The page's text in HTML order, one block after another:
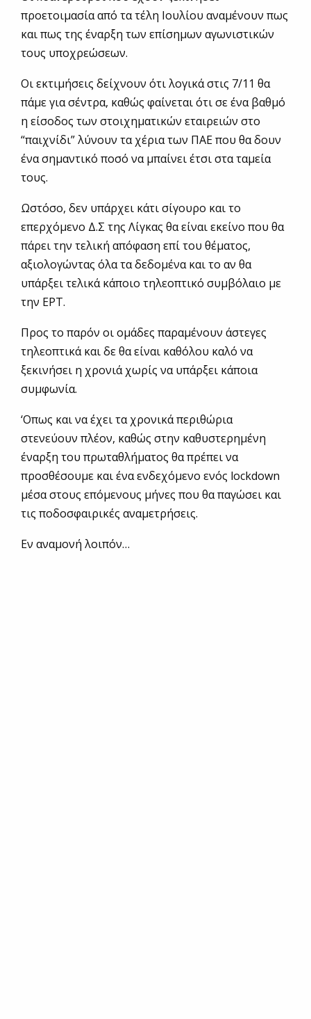
προετοιμασία από τα τέλη Ιουλίου αναμένουν πως
και πως της έναρξη των επίσημων αγωνιστικών
τους υποχρεώσεων.
Οι εκτιμήσεις δείχνουν ότι λογικά στις 7/11 θα
πάμε για σέντρα, καθώς φαίνεται ότι σε ένα βαθμό
η είσοδος των στοιχηματικών εταιρειών στο
“παιχνίδι” λύνουν τα χέρια των ΠΑΕ που θα δουν
ένα σημαντικό ποσό να μπαίνει έτσι στα ταμεία
τους.
Ωστόσο, δεν υπάρχει κάτι σίγουρο και το
επερχόμενο Δ.Σ της Λίγκας θα είναι εκείνο που θα
πάρει την τελική απόφαση επί του θέματος,
αξιολογώντας όλα τα δεδομένα και το αν θα
υπάρξει τελικά κάποιο τηλεοπτικό συμβόλαιο με
την ΕΡΤ.
Προς το παρόν οι ομάδες παραμένουν άστεγες
τηλεοπτικά και δε θα είναι καθόλου καλό να
ξεκινήσει η χρονιά χωρίς να υπάρξει κάποια
συμφωνία.
‘Οπως και να έχει τα χρονικά περιθώρια
στενεύουν πλέον, καθώς στην καθυστερημένη
έναρξη του πρωταθλήματος θα πρέπει να
προσθέσουμε και ένα ενδεχόμενο ενός lockdown
μέσα στους επόμενους μήνες που θα παγώσει και
τις ποδοσφαιρικές αναμετρήσεις.
Εν αναμονή λοιπόν…